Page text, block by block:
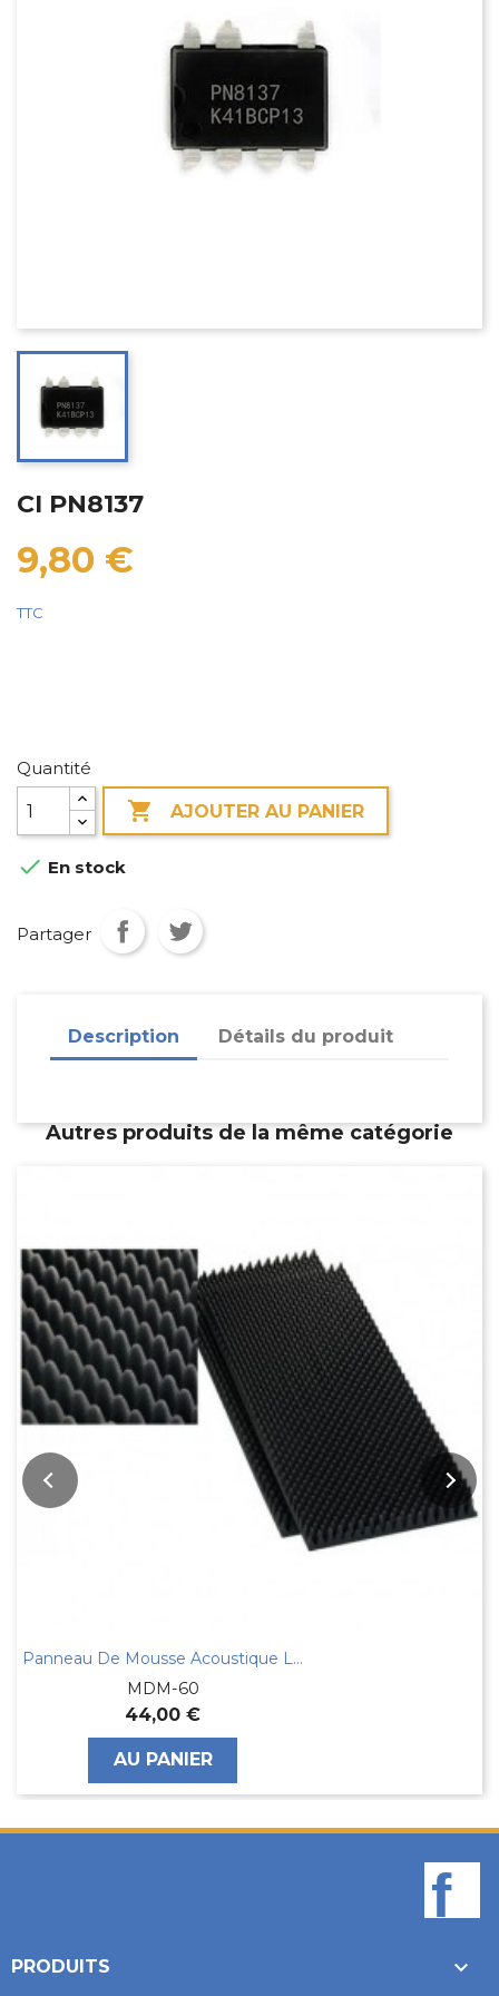
CI PN8137
9,80 €
TTC
Quantité
 AJOUTER AU PANIER
 En stock
Partager
Description Détails du produit
Autres produits de la même catégorie
Panneau De Mousse Acoustique La Paire
MDM-60
44,00 €
AU PANIER
PRODUITS 